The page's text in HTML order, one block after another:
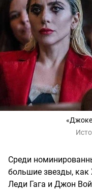
Среди
большие звезды, как
Леди Гага и Джон